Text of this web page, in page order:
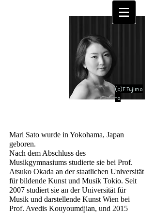
(c)F.Fujimo
to
Mari Sato wurde in Yokohama, Japan
geboren.
Nach dem Abschluss des
Musikgymnasiums studierte sie bei Prof.
Atsuko Okada an der staatlichen Universität
für bildende Kunst und Musik Tokio. Seit
2007 studiert sie an der Universität für
Musik und darstellende Kunst Wien bei
Prof. Avedis Kouyoumdjian, und 2015